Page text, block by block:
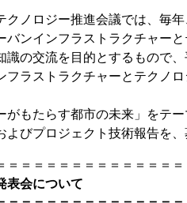
クノロジー推進会議では、毎
バンインフラストラクチャー
識の交流を目的とするもので
フラストラクチャーとテクノ
がもたらす都市の未来」をテ
よびプロジェクト技術報告を、
＝＝＝＝＝＝＝＝＝＝＝＝＝
表会について